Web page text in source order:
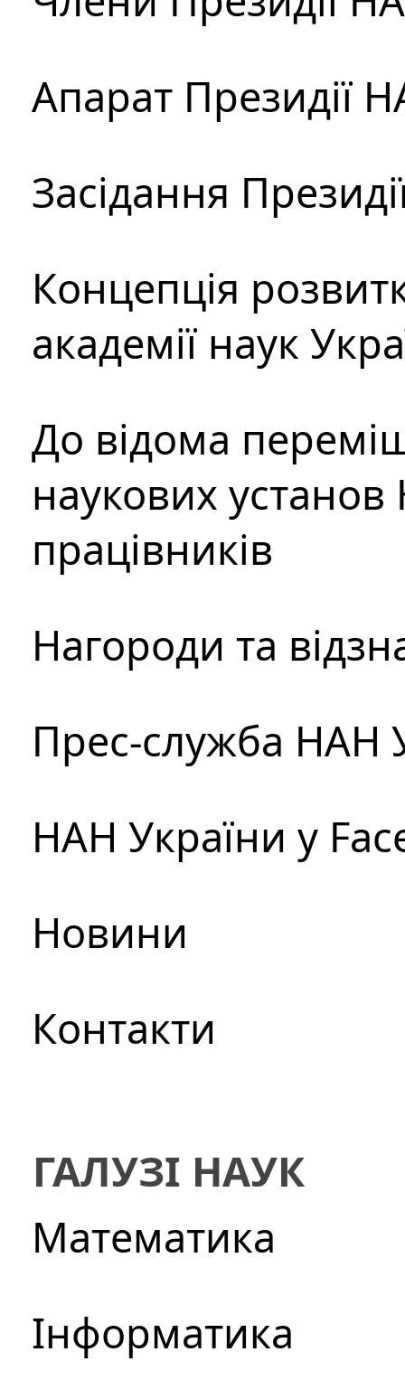
Апарат Президії
Засідання
Концепція
академії наук
До відома
наукових установ
працівників
Нагороди та
Прес-служба НАН
НАН України у
Новини
Контакти
ГАЛУЗІ НАУК
Математика
Інформатика